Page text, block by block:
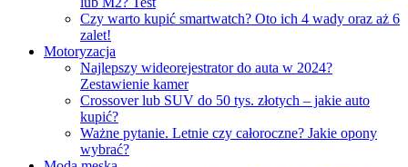
Czy warto kupić smartwatch? Oto ich 4 wady oraz aż 6
zalet!
Motoryzacja
Najlepszy wideorejestrator do auta w 2024?
Zestawienie kamer
Crossover lub SUV do 50 tys. złotych – jakie auto
kupić?
Ważne pytanie. Letnie czy całoroczne? Jakie opony
wybrać?